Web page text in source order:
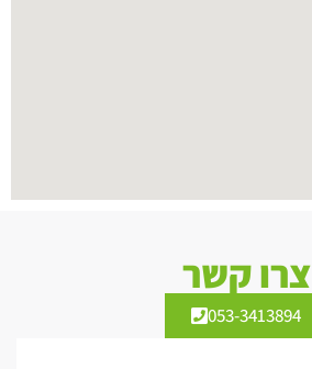
צרו קשר
053-3413894